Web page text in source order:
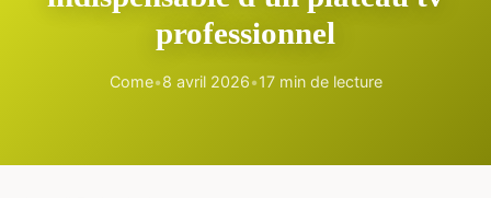
professionnel
Come•8 avril 2026•17 min de lecture